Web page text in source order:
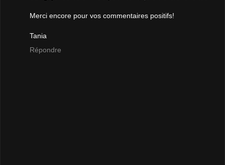
Merci encore pour vos commentaires positifs!
Tania
Répondre